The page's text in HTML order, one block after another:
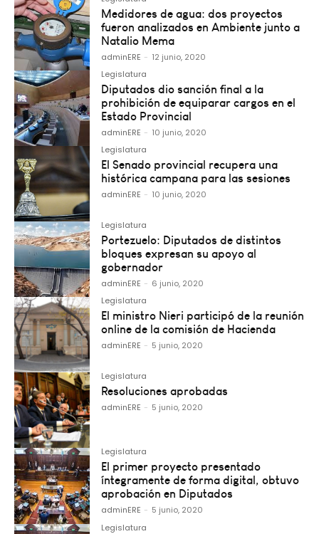
Medidores de agua: dos proyectos
fueron analizados en Ambiente junto a
Natalio Mema
adminERE - 12 junio, 2020
Legislatura
Diputados dio sanción final a la
prohibición de equiparar cargos en el
Estado Provincial
adminERE - 10 junio, 2020
Legislatura
El Senado provincial recupera una
histórica campana para las sesiones
adminERE - 10 junio, 2020
Legislatura
Portezuelo: Diputados de distintos
bloques expresan su apoyo al
gobernador
adminERE - 6 junio, 2020
Legislatura
El ministro Nieri participó de la reunión
online de la comisión de Hacienda
adminERE - 5 junio, 2020
Legislatura
Resoluciones aprobadas
adminERE - 5 junio, 2020
Legislatura
El primer proyecto presentado
íntegramente de forma digital, obtuvo
aprobación en Diputados
adminERE - 5 junio, 2020
Legislatura